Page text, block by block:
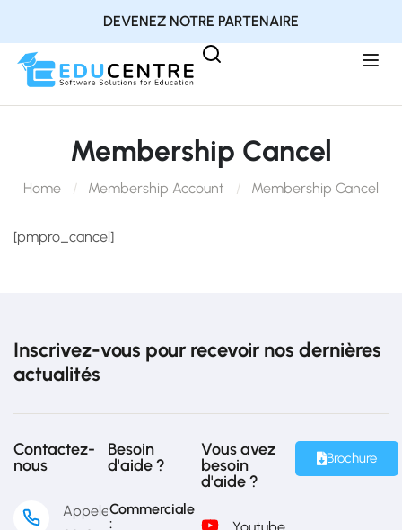
DEVENEZ NOTRE PARTENAIRE
Membership Cancel
Home Membership Account Membership Cancel
[pmpro_cancel]
Inscrivez-vous pour recevoir nos dernières
actualités
Contactez-
nous
Appelez-
Besoin
d'aide ?
Commerciale
:
Brochure
Vous avez
besoin
d'aide ?